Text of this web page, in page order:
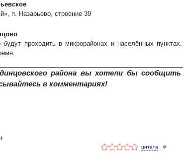
п. Назарьево, строение 39
проходить в микрорайонах и населённых
района вы хотели бы
в комментариях!
#